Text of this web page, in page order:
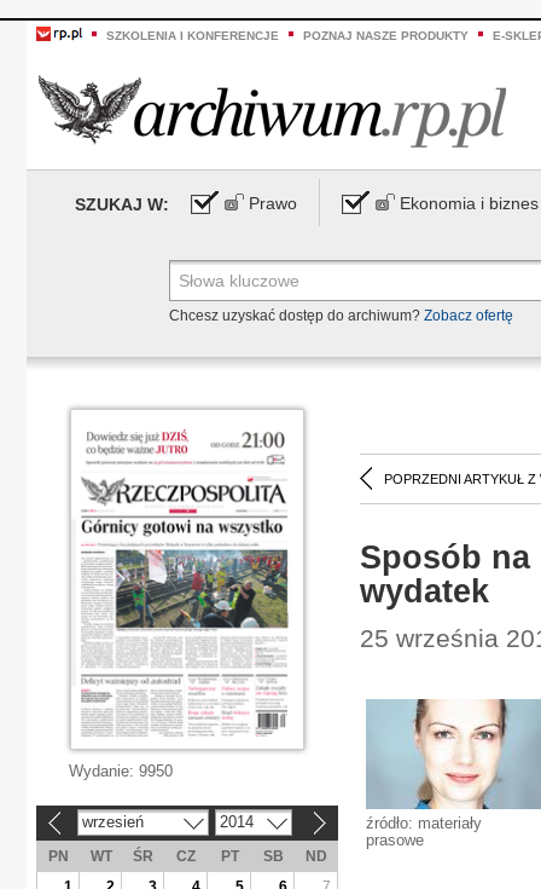
SZKOLENIA I KONFERENCJE POZNAJ NASZE PRODUKTY E-
SZUKAJ W: Prawo Ekonomia i biznes
Chcesz uzyskać dostęp do archiwum? Zobacz ofertę
POPRZEDNI ARTYKUŁ Z
Sposób na
wydatek
25 września
źródło: materiały
prasowe
Wydanie: 9950
wrzesień 2014
PN WT ŚR CZ PT SB
ND